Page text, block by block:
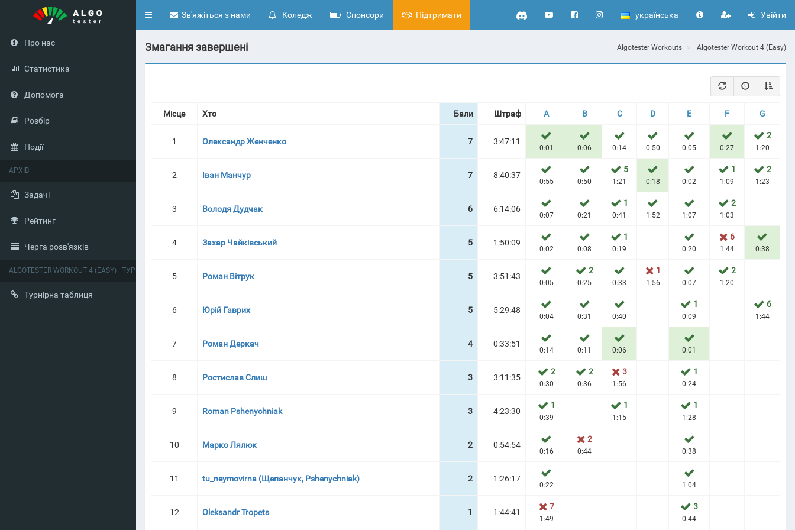
Toggle
українська Увійти
Зв'яжіться з нами Коледж Спонсори Підтримати
Про нас
Статистика
Допомога
Розбір
Події
АРХІВ
Задачі
Рейтинг
Черга розв'язків
ALGOTESTER WORKOUT 4 (EASY) | ТУРНІРНА ТАБЛИЦЯ
Турнірна таблиця
Змагання завершені Algotester Workouts Algotester Workout 4 (Easy)
Місце Хто Бали Штраф A B C D E F G
1 Олександр Женченко 7 3:47:11
0:01 0:06 0:14 0:50 0:05 0:27
2
1:20
2 Іван Манчур 7 8:40:37
0:55 0:50
5
1:21 0:18 0:02
1
1:09
2
1:23
3 Володя Дудчак 6 6:14:06
0:07 0:21
1
0:41 1:52 1:07
2
1:03
4 Захар Чайківський 5 1:50:09
0:02 0:08
1
0:19 0:20
6
1:44 0:38
5 Роман Вітрук 5 3:51:43
0:05
2
0:25 0:33
1
1:56 0:07
2
1:20
6 Юрій Гаврих 5 5:29:48
0:04 0:31 0:40
1
0:09
6
1:44
7 Роман Деркач 4 0:33:51
0:14 0:11 0:06 0:01
8 Ростислав Слиш 3 3:11:35
2
0:30
2
0:36
3
1:56
1
0:24
9 Roman Pshenychniak 3 4:23:30
1
0:39
1
1:15
1
1:28
10 Марко Лялюк 2 0:54:54
0:16
2
0:44 0:38
11 tu_neymovirna (Щепанчук, Pshenychniak) 2 1:26:17
0:22 1:04
12 Oleksandr Tropets 1 1:44:41
7
1:49
3
0:44